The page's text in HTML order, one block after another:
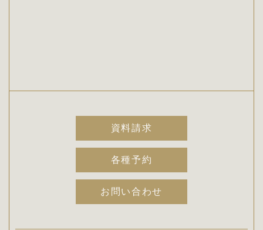
資料請求
各種予約
お問い合わせ